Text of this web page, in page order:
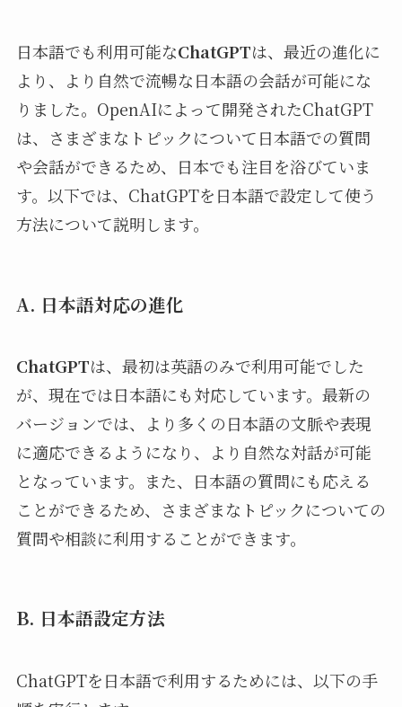
日本語でも利用可能なChatGPTは、最近の進化に
より、より自然で流暢な日本語の会話が可能にな
りました。OpenAIによって開発されたChatGPT
は、さまざまなトピックについて日本語での質問
や会話ができるため、日本でも注目を浴びていま
す。以下では、ChatGPTを日本語で設定して使う
方法について説明します。
A. 日本語対応の進化
ChatGPTは、最初は英語のみで利用可能でした
が、現在では日本語にも対応しています。最新の
バージョンでは、より多くの日本語の文脈や表現
に適応できるようになり、より自然な対話が可能
となっています。また、日本語の質問にも応える
ことができるため、さまざまなトピックについての
質問や相談に利用することができます。
B. 日本語設定方法
ChatGPTを日本語で利用するためには、以下の手